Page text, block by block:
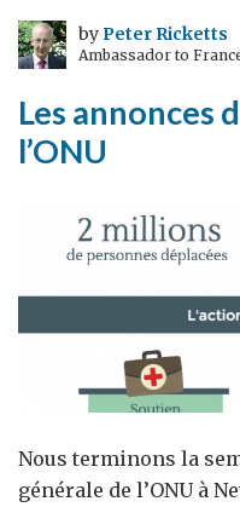
:
cinq
après
byPeter Ricketts
Ambassador to
Les annonces
l’ONU
Nous terminons la
générale de l’ONU à